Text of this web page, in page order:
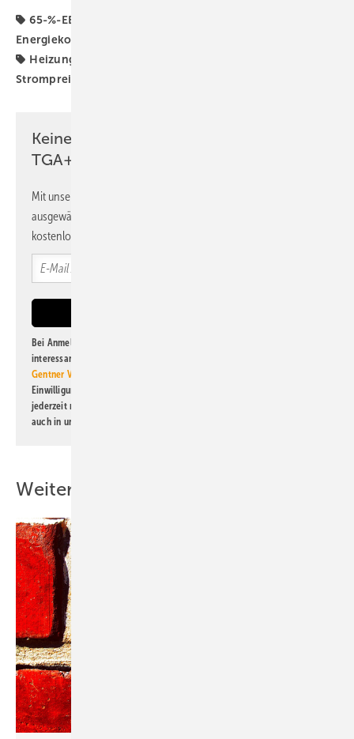
65-%-EE-Gas-Heizung
Energiekosten
Heizungs-Wärmepumpe
Strompreise
Keine Zeit? Kein Problem mit dem
TGA+E Newsletter!
Mit unserem Newsletter erhalten Sie regelmäßig von uns
ausgewählte Informationen und Neuigkeiten, gebündelt und
kostenlos direkt ins Postfach.
Bei Anmeldung zu diesem Newsletter bin ich damit einverstanden, über
interessante Verlags- und Online-Angebote
Gentner Verlag GmbH & Co. KG
Einwilligung kann ich jederzeit widerrufen und eine Abmeldung ist
jederzeit möglich. Informationen zum Umgang mit Daten finden Sie
auch in unserer
Weitere Inhalte